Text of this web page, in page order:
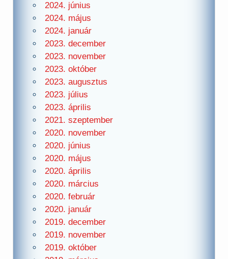
2024. június
2024. május
2024. január
2023. december
2023. november
2023. október
2023. augusztus
2023. július
2023. április
2021. szeptember
2020. november
2020. június
2020. május
2020. április
2020. március
2020. február
2020. január
2019. december
2019. november
2019. október